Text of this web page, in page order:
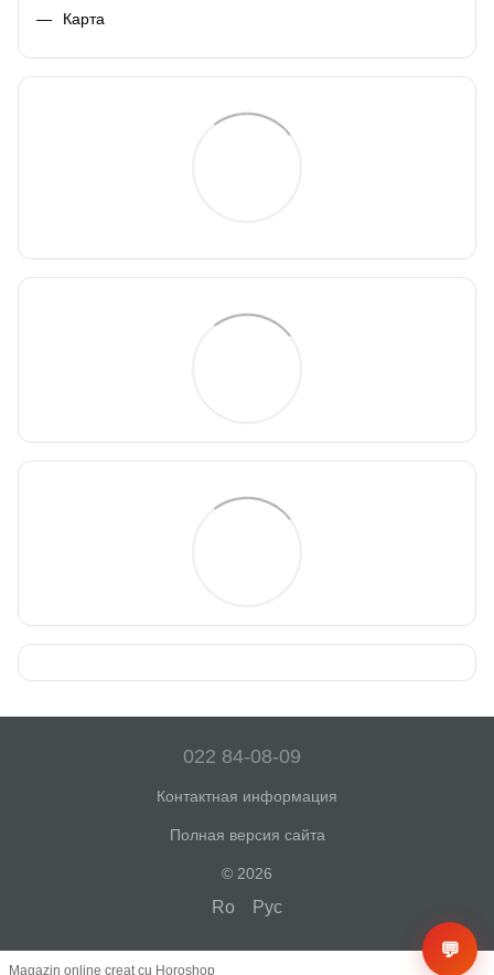
Карта
022 84-08-09
Контактная информация
Полная версия сайта
© 2026
Ro Рус
Magazin online creat cu Horoshop
💬